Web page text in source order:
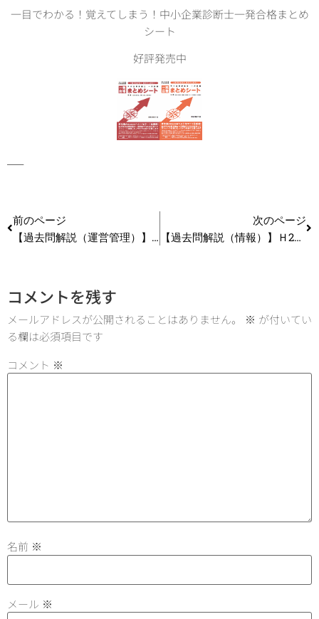
一目でわかる！覚えてしまう！中小企業診断士一発合格まとめ
シート
好評発売中
—–
前のページ
【過去問解説（運営管理）】Ｈ27 第41問 在庫管理
次のページ
【過去問解説（情報）】Ｈ25 第8問 データベース
コメントを残す
メールアドレスが公開されることはありません。 ※ が付いてい
る欄は必須項目です
コメント ※
名前 ※
メール ※